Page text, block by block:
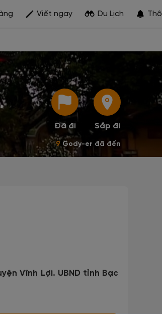
Viết ngay Du Lịch
Đã đi Sắp đi
9 Gody-er đã đến
Vĩnh Lợi. UBND tỉnh Bạc